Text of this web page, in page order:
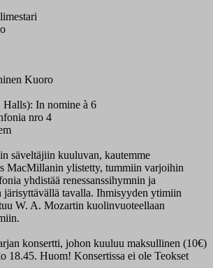
Kuoro
Halls): In nomine à 6
nro 4
säveltäjiin kuuluvan, kautemme
MacMillanin ylistetty, tummiin varjoihin
yhdistää renessanssihymnin ja
tavalla. Ihmisyyden ytimiin
W. A. Mozartin kuolinvuoteellaan
konsertti, johon kuuluu maksullinen (10€)
18.45. Huom! Konsertissa ei ole Teokset